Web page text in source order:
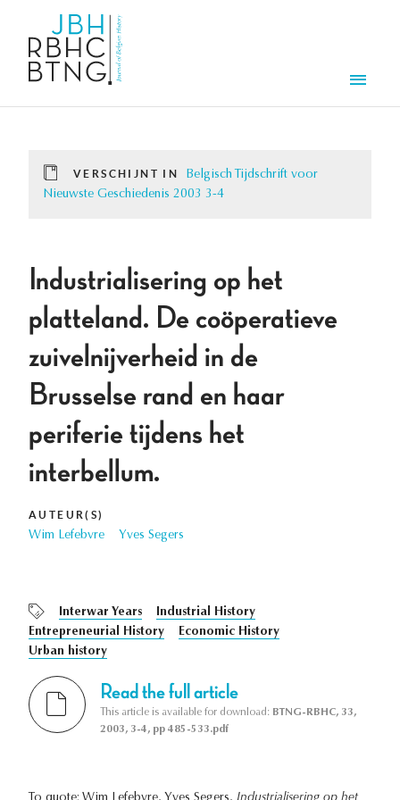
VERSCHIJNT IN
Belgisch Tijdschrift voor
Nieuwste Geschiedenis 2003 3-4
Industrialisering op het
platteland. De coöperatieve
zuivelnijverheid in de
Brusselse rand en haar
periferie tijdens het
interbellum.
AUTEUR(S)
Wim Lefebvre Yves Segers
Interwar Years
Industrial History
Entrepreneurial History
Economic History
Urban history
Read the full article
This article is available for download: BTNG-RBHC, 33,
2003, 3-4, pp 485-533.pdf